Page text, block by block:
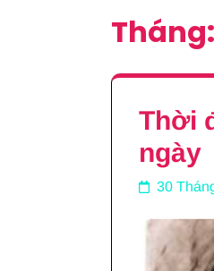
Tháng:
Thời
ngày
30